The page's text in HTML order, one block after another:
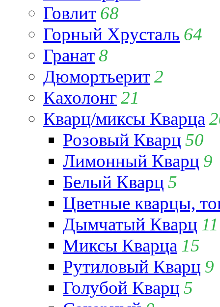
Говлит 68
Горный Хрусталь 64
Гранат8
Дюмортьерит2
Кахолонг21
Кварц/миксы Кварца
Розовый Кварц 50
Лимонный Кварц 9
Белый Кварц 5
Цветные кварцы,
Дымчатый Кварц 11
Миксы Кварца 15
Рутиловый Кварц 9
Голубой Кварц 5